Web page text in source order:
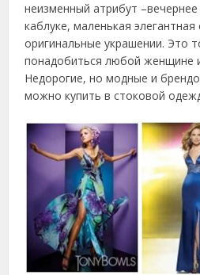
неизменный атрибут
каблуке, маленькая
оригинальные украшении. Это
понадобиться любой женщине
Недорогие, но модные и
можно купить в стоковой